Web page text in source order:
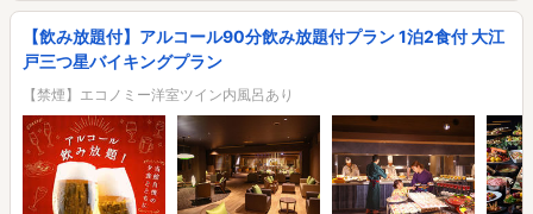
【飲み放題付】アルコール90分飲み放題付プラン 1泊2食付 大江
戸三つ星バイキングプラン
【禁煙】エコノミー洋室ツイン内風呂あり